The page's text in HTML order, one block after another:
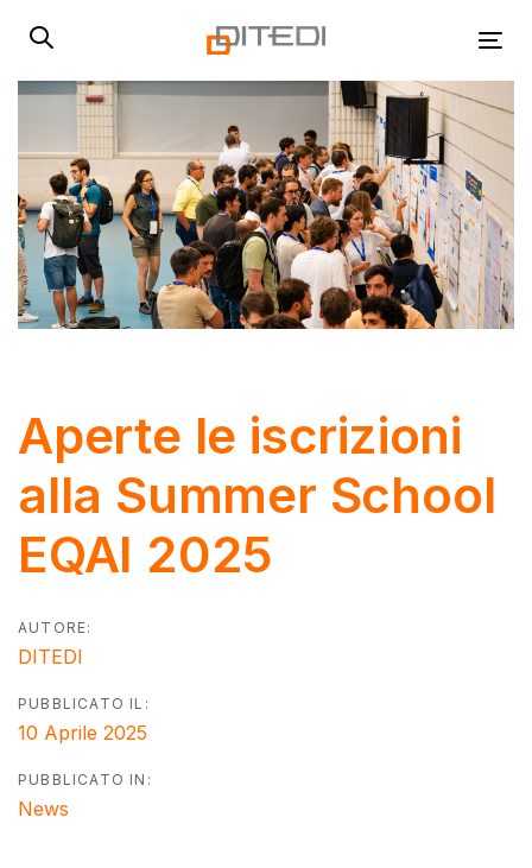
links
primary
navigation
content
Aperte le iscrizioni
alla Summer School
EQAI 2025
AUTORE:
DITEDI
PUBBLICATO IL:
10 Aprile 2025
PUBBLICATO IN:
News
navigation